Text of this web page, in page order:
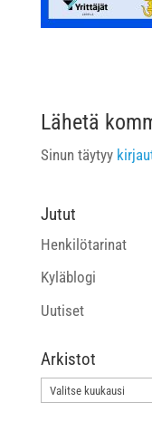
Lähetä
Sinun täytyy
Jutut
Henkilötarinat
Kyläblogi
Uutiset
Arkistot
Arkistot